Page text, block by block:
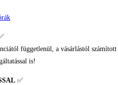
függetlenül, a vásárlástól számított
is!
✅